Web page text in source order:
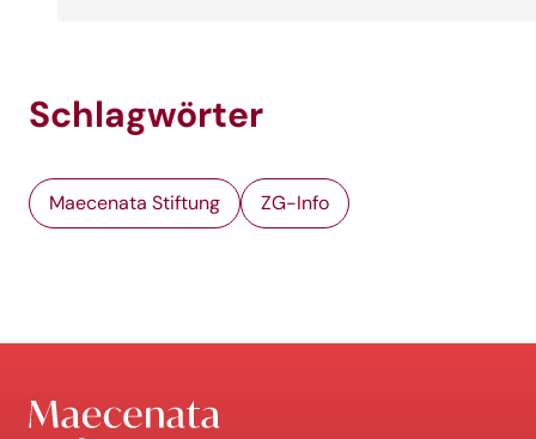
Schlagwörter
Maecenata Stiftung ZG-Info